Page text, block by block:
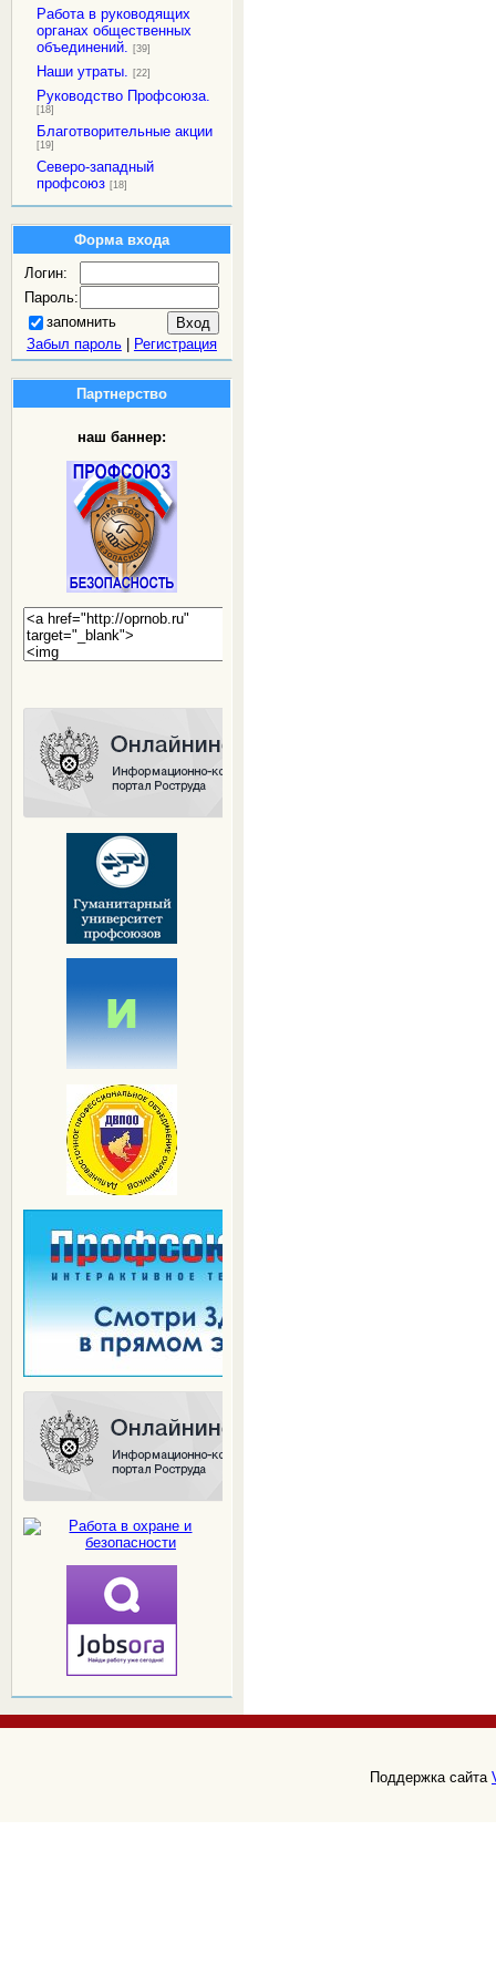
Работа в руководящих
органах общественных
объединений. [39]
Наши утраты. [22]
Руководство Профсоюза.
[18]
Благотворительные акции
[19]
Северо-западный
профсоюз [18]
Форма входа
Логин:
Пароль:
запомнить
Забыл пароль| Регистрация
Партнерство
наш баннер:
Поддержка сайта